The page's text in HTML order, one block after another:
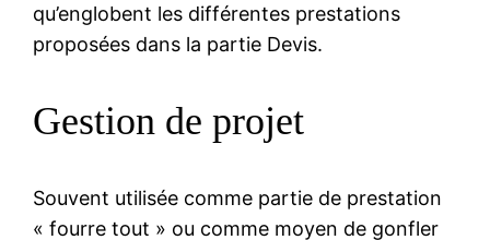
qu’englobent les différentes prestations
proposées dans la partie Devis.
Gestion de projet
Souvent utilisée comme partie de prestation
« fourre tout » ou comme moyen de gonfler